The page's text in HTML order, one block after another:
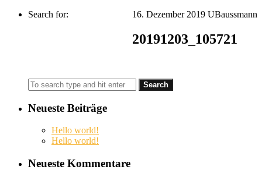
16. Dezember 2019 UBaussmann
20191203_105721
Search for:
Neueste Beiträge
Hello world!
Hello world!
Neueste Kommentare